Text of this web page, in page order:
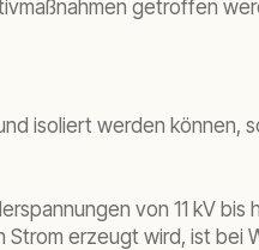
getroffen
isoliert werden können,
von 11 kV bis
erzeugt wird, ist bei